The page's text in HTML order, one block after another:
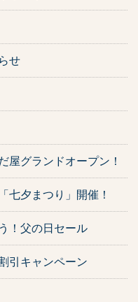
せ
屋グランドオープン！
七夕まつり」開催！
！父の日セール
引キャンペーン